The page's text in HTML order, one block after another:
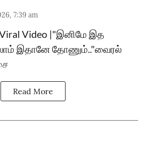
7:39 am
Viral Video |"இனிமே இத
இதானே தோணும்.."வைரல்
Read More